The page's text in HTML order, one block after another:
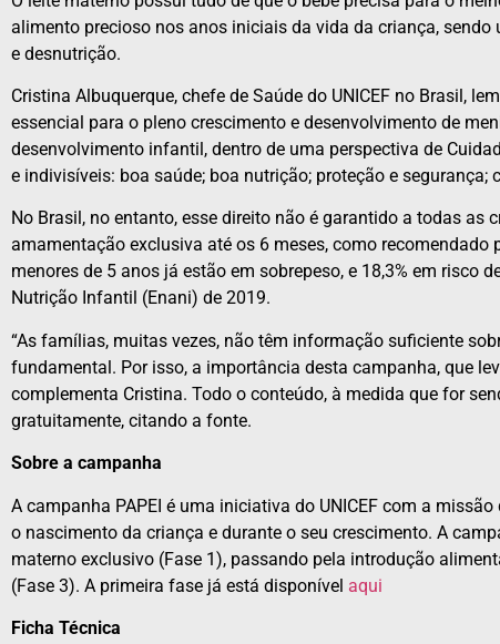
alimento precioso nos anos iniciais da vida da criança,
e desnutrição.
Cristina Albuquerque, chefe de Saúde do UNICEF no Brasil,
essencial para o pleno crescimento e desenvolvimento de
desenvolvimento infantil, dentro de uma perspectiva de
e indivisíveis: boa saúde; boa nutrição; proteção e
No Brasil, no entanto, esse direito não é garantido a todas as
amamentação exclusiva até os 6 meses, como
menores de 5 anos já estão em sobrepeso, e 18,3% em risco
Nutrição Infantil (Enani) de 2019.
“As famílias, muitas vezes, não têm informação suficiente
fundamental. Por isso, a importância desta campanha, que
complementa Cristina. Todo o conteúdo, à medida que for
gratuitamente, citando a fonte.
Sobre a campanha
A campanha PAPEI é uma iniciativa do UNICEF com a
o nascimento da criança e durante o seu crescimento. A
materno exclusivo (Fase 1), passando pela introdução
(Fase 3). A primeira fase já está disponível aqui
Ficha Técnica